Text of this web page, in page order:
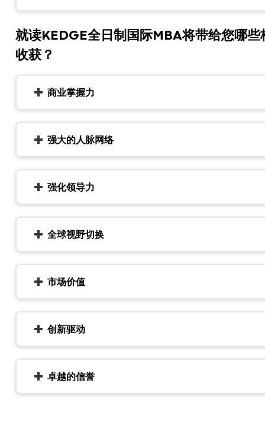
就读KEDGE全日制国际MBA将带给您哪些
收获？
商业掌握力
强大的人脉网络
强化领导力
全球视野切换
市场价值
创新驱动
卓越的信誉